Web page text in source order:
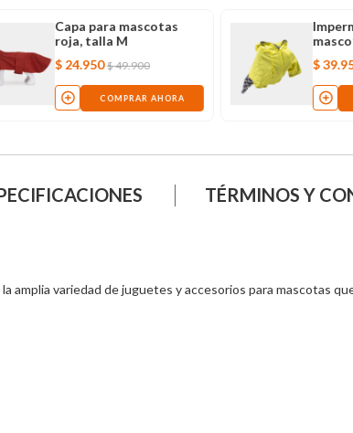
Capa para mascotas
roja, talla M
$ 24.950 $49.900
COMPRAR AHORA
$39.
TÉRMINOS Y
amplia variedad de juguetes y accesorios para mascotas